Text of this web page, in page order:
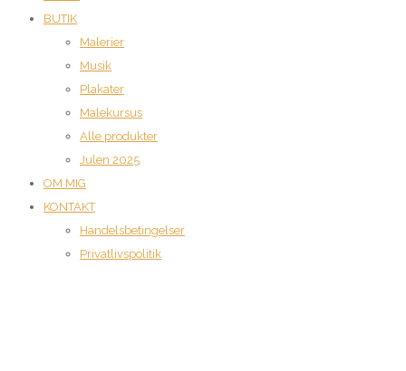
BUTIK
Malerier
Musik
Plakater
Malekursus
Alle produkter
Julen 2025
OM MIG
KONTAKT
Handelsbetingelser
Privatlivspolitik